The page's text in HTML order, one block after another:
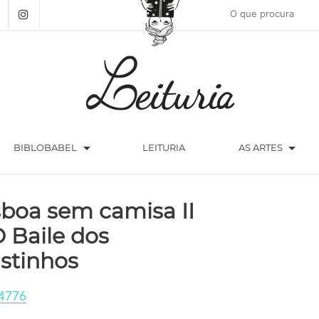
BIBLOBABEL arrow_drop_down LEITURIA AS ARTES arrow_drop_down
sem camisa II
Baile dos